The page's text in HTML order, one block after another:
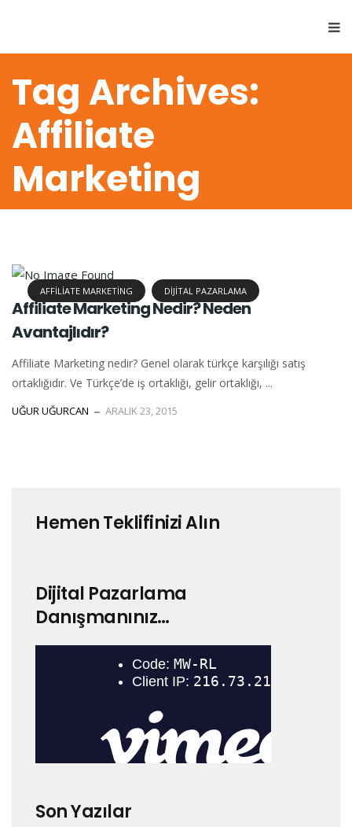
Tag Archives:
Affiliate
Marketing
AFFILIATE MARKETING DIJITAL PAZARLAMA
Affiliate Marketing Nedir? Neden
Avantajlıdır?
Affiliate Marketing nedir? Genel olarak türkçe karşılığı satış
ortaklığıdır. Ve Türkçe’de iş ortaklığı, gelir ortaklığı, ...
UĞUR UĞURCAN ARALIK 23, 2015
Hemen Teklifinizi Alın
Dijital Pazarlama
Danışmanınız…
Son Yazılar